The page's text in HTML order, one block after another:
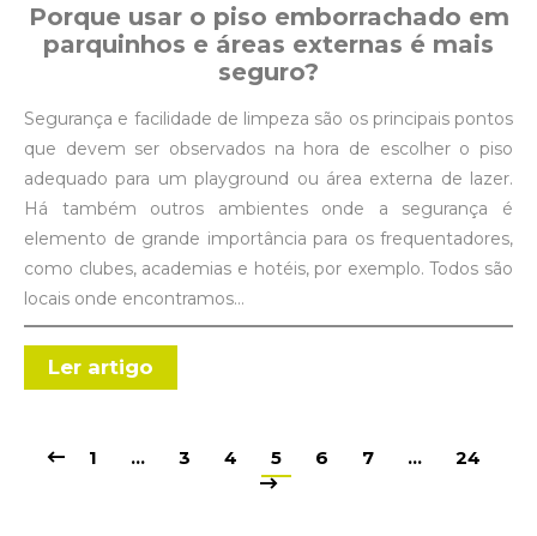
Porque usar o piso emborrachado em
parquinhos e áreas externas é mais
seguro?
Segurança e facilidade de limpeza são os principais pontos
que devem ser observados na hora de escolher o piso
adequado para um playground ou área externa de lazer.
Há também outros ambientes onde a segurança é
elemento de grande importância para os frequentadores,
como clubes, academias e hotéis, por exemplo. Todos são
locais onde encontramos…
Ler artigo
1 … 3 4 5 6 7 … 24